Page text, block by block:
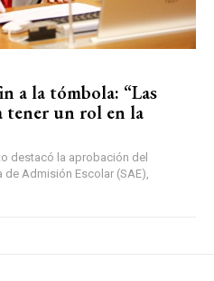
a la tómbola: “Las
tener un rol en la
destacó la aprobación del
Admisión Escolar (SAE),